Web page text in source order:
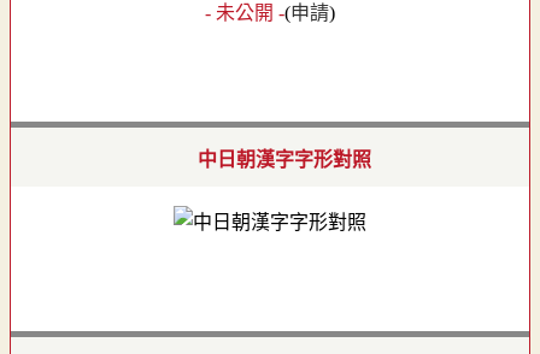
- 未公開 -(申請)
中日朝漢字字形對照